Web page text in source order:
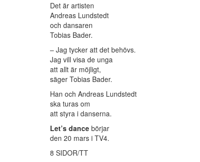
Det är artisten
Andreas Lundstedt
och dansaren
Tobias Bader.
– Jag tycker att det behövs.
Jag vill visa de unga
att allt är möjligt,
säger Tobias Bader.
Han och Andreas Lundstedt
ska turas om
att styra i danserna.
Let’s dance börjar
den 20 mars i TV4.
8 SIDOR/TT